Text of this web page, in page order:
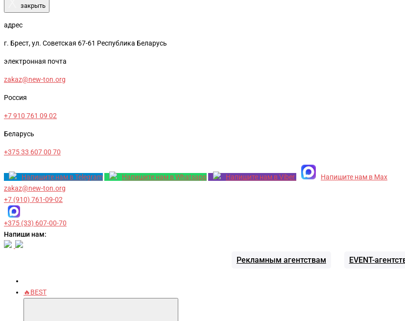
закрыть
адрес
г. Брест, ул. Советская 67-61 Республика Беларусь
электронная почта
zakaz@new-ton.org
Россия
+7 910 761 09 02
Беларусь
+375 33 607 00 70
Напишите нам в Telegram Напишите нам в Whatsapp Напишите нам в Viber
Напишите нам в Max
zakaz@new-ton.org
+7 (910) 761-09-02
+375 (33) 607-00-70
Напиши нам:
Рекламным агентствам EVENT-
🔥BEST